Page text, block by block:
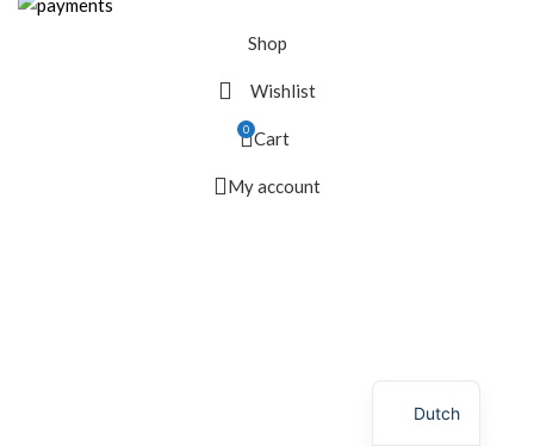
Shop
Wishlist
0 Cart
My account
Dutch